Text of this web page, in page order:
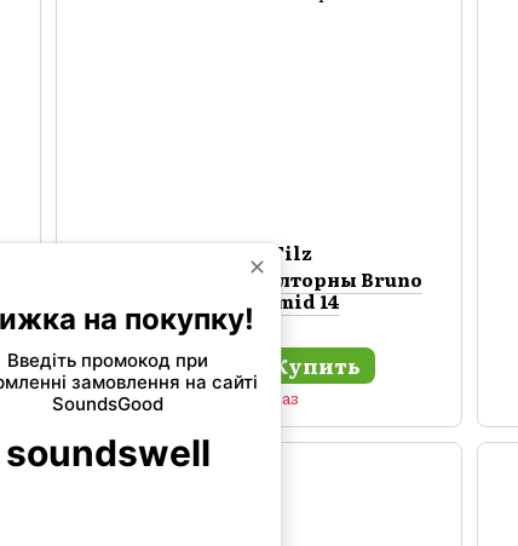
Bruno Tilz
Мундштук для валторны Bruno
Tilz E.Schmid 14
5 300 грн Купить
Под заказ